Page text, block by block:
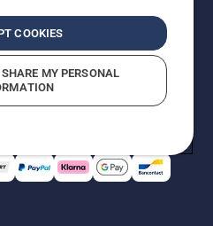
consigliati (IVA inclusa),
sia disponibile per l'acquisto
Termini di utilizzo
CGVF Negozio online
presunte violazioni
COOKIES
MY PERSONAL